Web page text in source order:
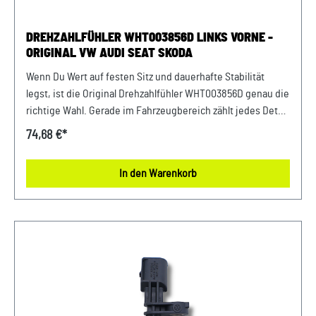
DREHZAHLFÜHLER WHT003856D LINKS VORNE -
ORIGINAL VW AUDI SEAT SKODA
Wenn Du Wert auf festen Sitz und dauerhafte Stabilität
legst, ist die Original Drehzahlfühler WHT003856D genau die
richtige Wahl. Gerade im Fahrzeugbereich zählt jedes Detail
– deshalb profitierst Du von einem sicheren Gefühl bei
hochwertige Verarbeitung garantiert eine lange
Lebensdauer und gleichbleibende Performance. Entwickelt
Befestigungsbereichen Passend für zahlreiche
Anwendungen im Fahrzeugbau Vorteile auf einen Blick:
Sichere Verbindung ohne Nachjustierung Hohe
74,68 €*
In den Warenkorb